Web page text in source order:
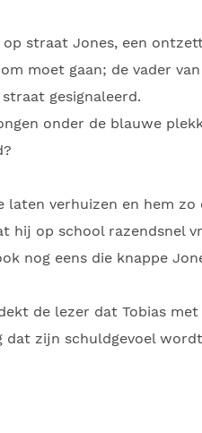
straat Jones, een
moet gaan; de vader
gesignaleerd.
onder de blauwe
laten verhuizen en hem zo
hij op school razendsnel
nog eens die knappe
de lezer dat Tobias
zijn schuldgevoel